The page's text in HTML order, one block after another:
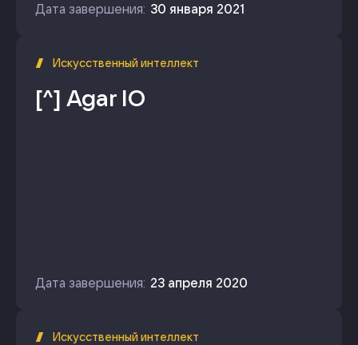
Дата завершения: 30 января 2021
Искусственный интеллект
[^] Agar IO
Дата завершения: 23 апреля 2020
Искусственный интеллект